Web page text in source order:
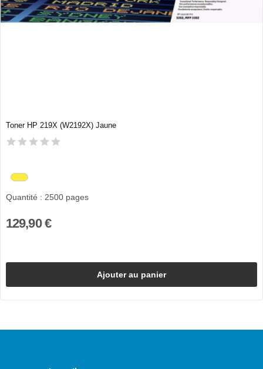
Toner HP 219X (W2192X) Jaune
Quantité : 2500 pages
129,90 €
Ajouter au panier